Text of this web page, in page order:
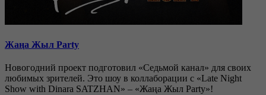
Жаңа Жыл Party
Новогодний проект подготовил «Седьмой канал» для своих
любимых зрителей. Это шоу в коллаборации с «Late Night
Show with Dinara SATZHAN» – «Жаңа Жыл Party»!